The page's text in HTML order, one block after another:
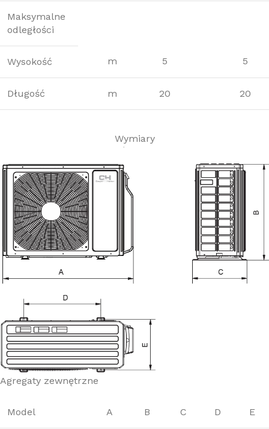
Maksymalne
odległości
Wysokość m 5 5
Długość m 20 20
Wymiary
Agregaty zewnętrzne
Model A B C D E